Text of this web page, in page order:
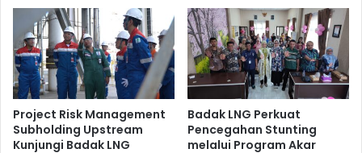
Communication Department Badak LNG Reta Yudistyana
berharap fasilitas laptop yang diberikan Badak LNG dapat
mendukung proses perkuliahan serta mendorong prestasi
para penerima Bafco dalam menjalani perkuliahan.
Sementara itu, Rino dan Savina menyampaikan ucapan
terima kasih atas berbagai fasilitas yang diberikan oleh
Project Risk Management
Subholding Upstream
Kunjungi Badak LNG
Badak LNG Perkuat
Pencegahan Stunting
melalui Program Akar